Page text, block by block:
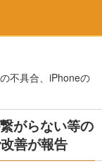
不具合、iPhoneの
がらない等の
善が報告